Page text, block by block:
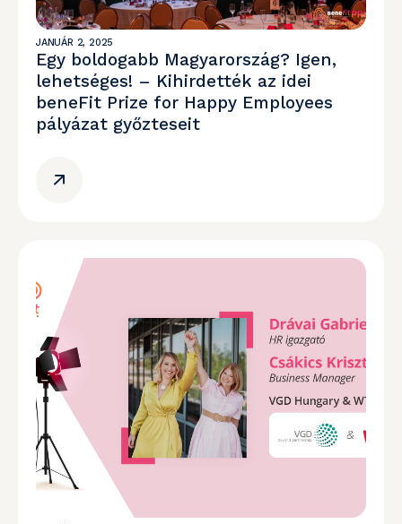
JANUÁR 2, 2025
Egy boldogabb Magyarország? Igen,
lehetséges! – Kihirdették az idei
beneFit Prize for Happy Employees
pályázat győzteseit